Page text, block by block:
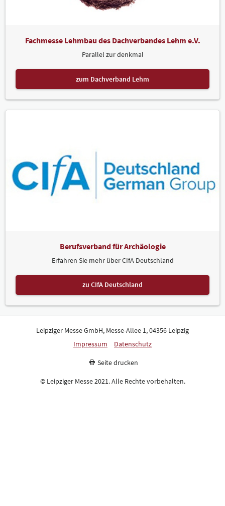
Fachmesse Lehmbau des Dachverbandes Lehm e.V.
Parallel zur denkmal
zum Dachverband Lehm
Berufsverband für Archäologie
Erfahren Sie mehr über CIfA Deutschland
zu CIfA Deutschland
Leipziger Messe GmbH, Messe-Allee 1, 04356 Leipzig
Impressum
Datenschutz
Seite drucken
© Leipziger Messe 2021. Alle Rechte vorbehalten.